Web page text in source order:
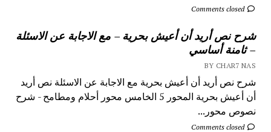
Comments closed
شرح نص أريد أن أعيش بحرية – مع الاجابة عن الاسئلة
– ثامنة أساسي
BY CHAR7 NAS
شرح نص أريد أن أعيش بحرية مع الاجابة عن الاسئلة نص أريد
أن أعيش بحرية المحور 5 الخامس محور أحلام ومطامح - شرح
نصوص محور...
Comments closed